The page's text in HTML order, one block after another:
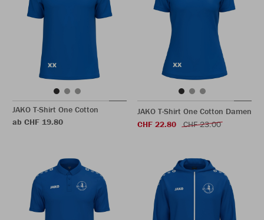
JAKO T-Shirt One Cotton
ab CHF 19.80
JAKO T-Shirt One Cotton Damen
CHF 22.80
CHF 23.00